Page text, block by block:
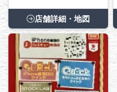
店舗詳細・地図